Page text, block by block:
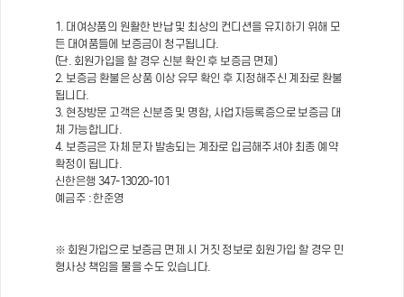
1. 대여상품의 원활한 반납 및 최상의 컨디션을 유지하기 위해 모
든 대여품들에 보증금이 청구됩니다.
(단. 회원가입을 할 경우 신분 확인 후 보증금 면제)
2. 보증금 환불은 상품 이상 유무 확인 후 지정해주신 계좌로 환불
됩니다.
3. 현장방문 고객은 신분증 및 명함, 사업자등록증으로 보증금 대
체 가능합니다.
4. 보증금은 자체 문자 발송되는 계좌로 입금해주셔야 최종 예약
확정이 됩니다.
신한은행 347-13020-101
예금주 : 한준영
※ 회원가입으로 보증금 면제 시 거짓 정보로 회원가입 할 경우 민
형사상 책임을 물을 수도 있습니다.